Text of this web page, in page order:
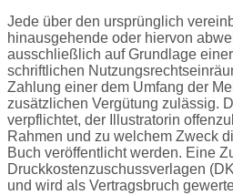
Jede über den ursprünglich
hinausgehende oder hiervon
ausschließlich auf Grundlage
schriftlichen
Zahlung einer dem Umfang der
zusätzlichen Vergütung zulässig.
verpflichtet, der Illustratorin
Rahmen und zu welchem Zweck
Buch veröffentlicht werden. Eine
Druckkostenzuschussverlagen
und wird als Vertragsbruch